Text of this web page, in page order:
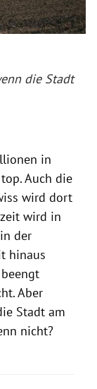
die Stadt
in
top. Auch die
wird dort
wird in
der
hinaus
Aber
Stadt am
nicht?